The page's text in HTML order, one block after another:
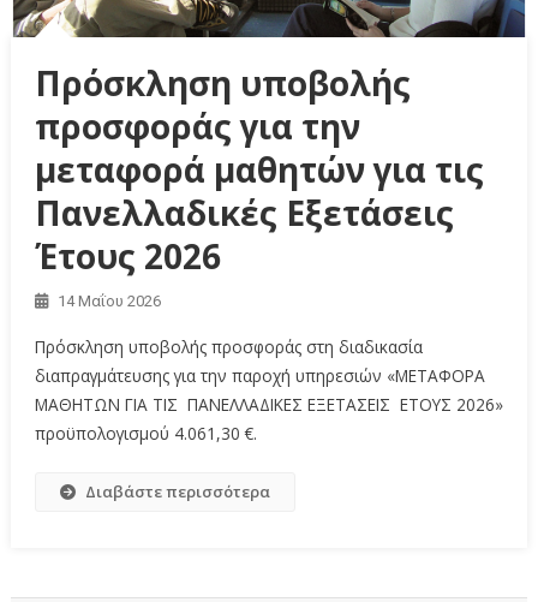
Πρόσκληση υποβολής
προσφοράς για την
μεταφορά μαθητών για τις
Πανελλαδικές Εξετάσεις
Έτους 2026
14 Μαΐου 2026
Πρόσκληση υποβολής προσφοράς στη διαδικασία
διαπραγμάτευσης για την παροχή υπηρεσιών «ΜΕΤΑΦΟΡΑ
ΜΑΘΗΤΩΝ ΓΙΑ ΤΙΣ ΠΑΝΕΛΛΑΔΙΚΕΣ ΕΞΕΤΑΣΕΙΣ ΕΤΟΥΣ 2026»
προϋπολογισμού 4.061,30 €.
Διαβάστε περισσότερα